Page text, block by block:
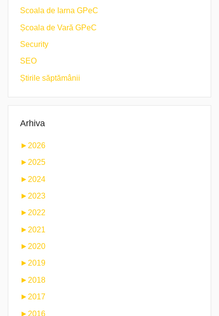
Scoala de Iarna GPeC
Școala de Vară GPeC
Security
SEO
Știrile săptămânii
Arhiva
► 2026
► 2025
► 2024
► 2023
► 2022
► 2021
► 2020
►2019
► 2018
► 2017
► 2016